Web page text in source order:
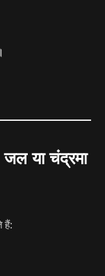
या चंद्रमा
हैं: